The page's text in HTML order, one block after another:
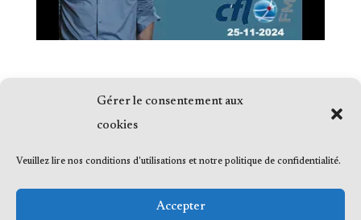
Gérer le consentement aux
cookies
Veuillez lire nos conditions d'utilisations et notre politique de confidentialité.
Accepter
réservés